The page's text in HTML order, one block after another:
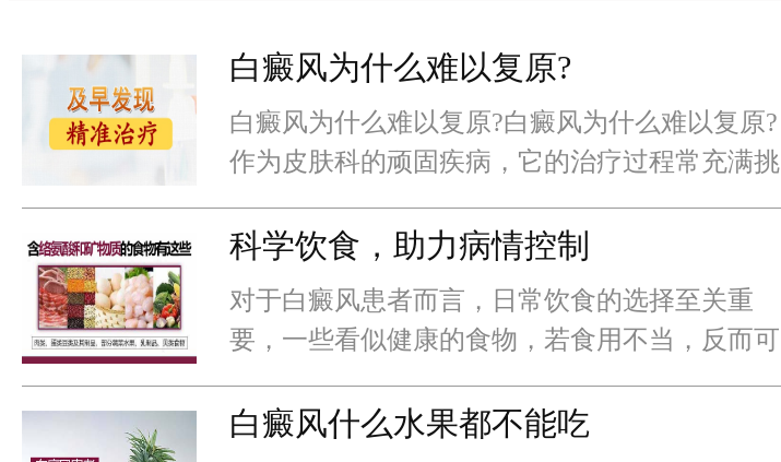
白癜风为什么难以复原?
白癜风为什么难以复原?白癜风为什么难以复原?
作为皮肤科的顽固疾病，它的治疗过程常充满挑
战，多方面了解其治疗难点对科学应对至关重
要。
科学饮食，助力病情控制
对于白癜风患者而言，日常饮食的选择至关重
要，一些看似健康的食物，若食用不当，反而可
能导致病情加重。
白癜风什么水果都不能吃